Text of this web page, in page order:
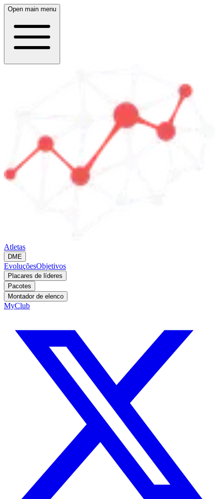
Open main menu
Atletas
DME
EvoluçõesObjetivos
Placares de líderes
Pacotes
Montador de elenco
MyClub